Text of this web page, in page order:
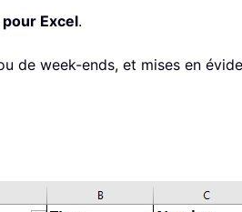
Excel.
de week-ends, et mises en